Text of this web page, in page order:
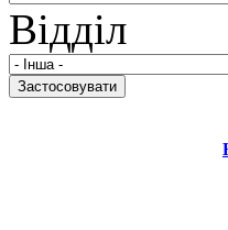
Відділ